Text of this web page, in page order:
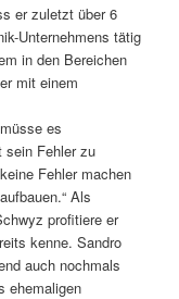
er zuletzt über 6
Unternehmens tätig
in den Bereichen
mit einem
es
sein Fehler zu
Fehler machen
Als
profitiere er
kenne. Sandro
auch nochmals
ehemaligen